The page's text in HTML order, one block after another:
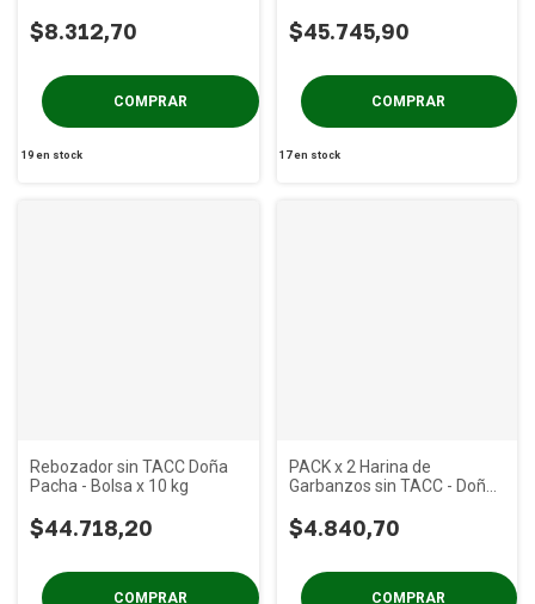
$8.312,70
19en stock
$45.745,90
17en stock
Rebozador sin TACC Doña
Pacha - Bolsa x 10 kg
$44.718,20
PACK x 2 Harina de
Garbanzos sin TACC - Doña
$4.840,70